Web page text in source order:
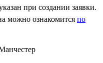
при создании заявки.
можно ознакомится по